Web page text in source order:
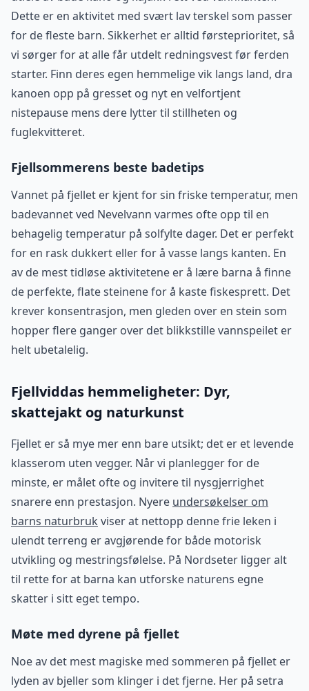
Dette er en aktivitet med svært lav terskel som passer
for de fleste barn. Sikkerhet er alltid førsteprioritet, så
vi sørger for at alle får utdelt redningsvest før ferden
starter. Finn deres egen hemmelige vik langs land, dra
kanoen opp på gresset og nyt en velfortjent
nistepause mens dere lytter til stillheten og
fuglekvitteret.
Fjellsommerens beste badetips
Vannet på fjellet er kjent for sin friske temperatur, men
badevannet ved Nevelvann varmes ofte opp til en
behagelig temperatur på solfylte dager. Det er perfekt
for en rask dukkert eller for å vasse langs kanten. En
av de mest tidløse aktivitetene er å lære barna å finne
de perfekte, flate steinene for å kaste fiskesprett. Det
krever konsentrasjon, men gleden over en stein som
hopper flere ganger over det blikkstille vannspeilet er
helt ubetalelig.
Fjellviddas hemmeligheter: Dyr,
skattejakt og naturkunst
Fjellet er så mye mer enn bare utsikt; det er et levende
klasserom uten vegger. Når vi planlegger for de
minste, er målet ofte og invitere til nysgjerrighet
snarere enn prestasjon. Nyere undersøkelser om
barns naturbruk viser at nettopp denne frie leken i
ulendt terreng er avgjørende for både motorisk
utvikling og mestringsfølelse. På Nordseter ligger alt
til rette for at barna kan utforske naturens egne
skatter i sitt eget tempo.
Møte med dyrene på fjellet
Noe av det mest magiske med sommeren på fjellet er
lyden av bjeller som klinger i det fjerne. Her på setra